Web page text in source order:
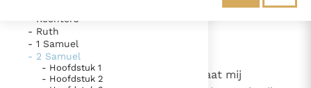
Lezen
Documenten
Bijbel
Thema’s
Over ons
- Rechters
- Ruth
- 1 Samuel
- 2 Samuel
- Hoofdstuk 1
- Hoofdstuk 2
- Hoofdstuk 17
Nu zei Achitofel tot Absalom: `Laat mij